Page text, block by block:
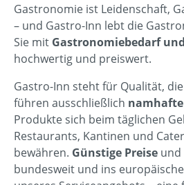
Gastronomie ist Leidenschaft,
– und Gastro-Inn lebt die
Sie mit Gastronomiebedarf
hochwertig und preiswert.
Gastro-Inn steht für Qualität,
führen ausschließlich
Produkte sich beim täglichen
Restaurants, Kantinen und
bewähren. Günstige Preise und
bundesweit und ins